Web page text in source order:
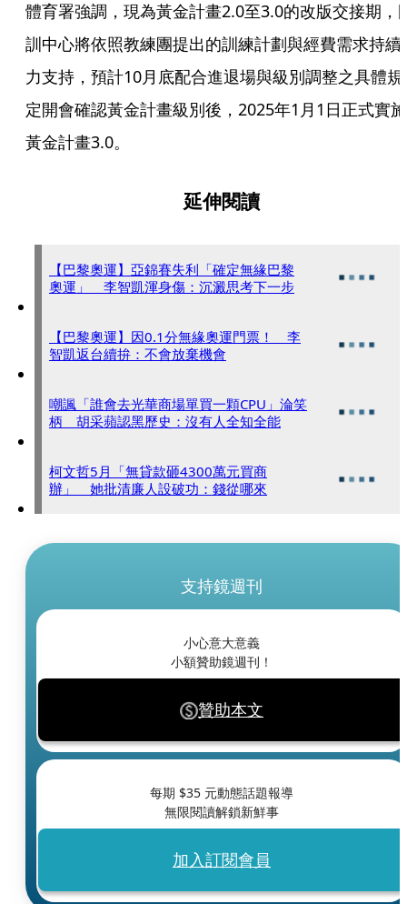
體育署強調，現為黃金計畫2.0至3.0的改版交接期，
訓中心將依照教練團提出的訓練計劃與經費需求持續
力支持，預計10月底配合進退場與級別調整之具體規
定開會確認黃金計畫級別後，2025年1月1日正式實施
黃金計畫3.0。
延伸閱讀
【巴黎奧運】亞錦賽失利「確定無緣巴黎
奧運」 李智凱渾身傷：沉澱思考下一步
【巴黎奧運】因0.1分無緣奧運門票！ 李
智凱返台續拚：不會放棄機會
嘲諷「誰會去光華商場單買一顆CPU」淪笑
柄 胡采蘋認黑歷史：沒有人全知全能
柯文哲5月「無貸款砸4300萬元買商
辦」 她批清廉人設破功：錢從哪來
支持鏡週刊
小心意大意義
小額贊助鏡週刊！
贊助本文
每期 $35 元動態話題報導
無限閱讀解鎖新鮮事
加入訂閱會員